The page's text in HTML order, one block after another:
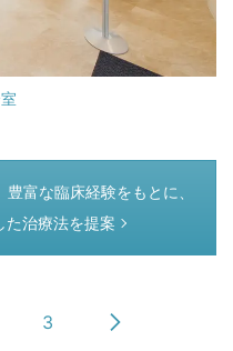
富な臨床経験をもとに、
た治療法を提案
3